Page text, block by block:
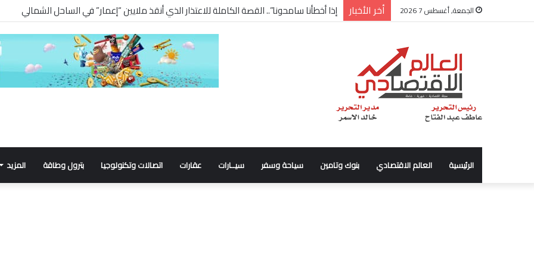
الجمعة, أغسطس 7 2026 أخر الأخبار شركة “Scope Developments” تعلن تولي أحمد كمال عيسى منصب الرئيس التنفيذي للقطاع التجاري
الرئيسية العالم الاقتصادي بنوك وتامين سياحة وسفر سيــارات عقارات اتصالات وتكنولوجيا بترول وطاقة المزيد